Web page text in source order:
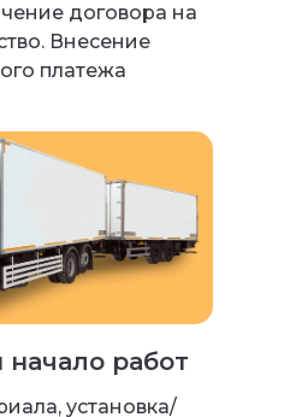
договора на
Внесение
платежа
начало работ
установка/